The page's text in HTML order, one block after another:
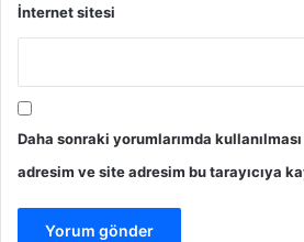
İnternet sitesi
Daha sonraki yorumlarımda
adresim ve site adresim bu tarayıcıya